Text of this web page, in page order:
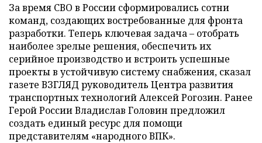
За время СВО в России сформировались сотни
команд, создающих востребованные для фронта
разработки. Теперь ключевая задача – отобрать
наиболее зрелые решения, обеспечить их
серийное производство и встроить успешные
проекты в устойчивую систему снабжения, сказал
газете ВЗГЛЯД руководитель Центра развития
транспортных технологий Алексей Рогозин. Ранее
Герой России Владислав Головин предложил
создать единый ресурс для помощи
представителям «народного ВПК».